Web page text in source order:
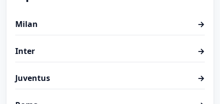
Milan →
Inter →
Juventus →